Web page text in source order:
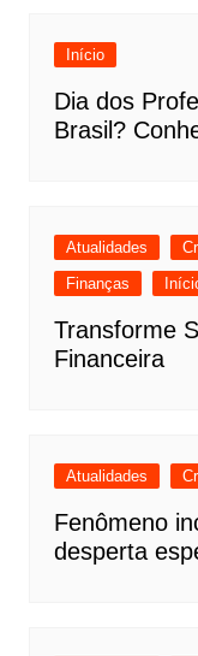
Início
Dia dos
Brasil?
Atualidades
Finanças
Transforme
Financeira
Atualidades
Fenômeno
desperta